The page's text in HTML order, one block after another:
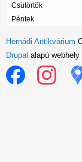
Csütörtök
Péntek
Hernádi Antikvárium
Drupal alapú webhely